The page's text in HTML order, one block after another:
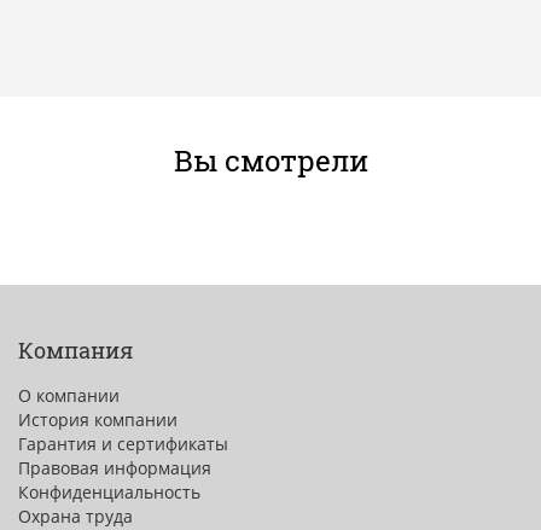
Вы смотрели
Компания
О компании
История компании
Гарантия и сертификаты
Правовая информация
Конфиденциальность
Охрана труда